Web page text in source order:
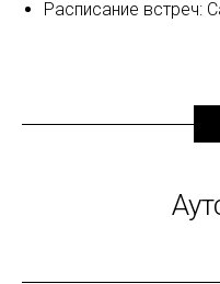
Расписание встреч: